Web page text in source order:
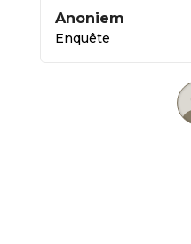
Anoniem
Enquête